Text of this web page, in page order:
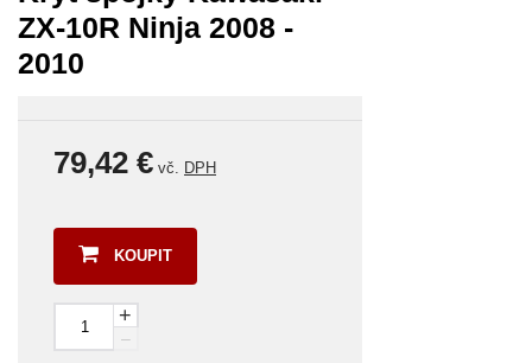
ZX-10R Ninja 2008 -
2010
79,42 € vč. DPH
KOUPIT
+
–